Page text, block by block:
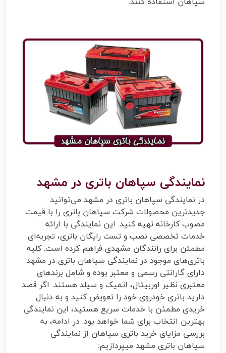
نمایندگی سپاهان باتری در مشهد
در نمایندگی سپاهان باتری در مشهد می‌توانید
جدیدترین محصولات شرکت سپاهان باتری را با قیمت
مصوب کارخانه تهیه کنید. این نمایندگی با ارائه
خدمات تخصصی نصب و تست رایگان باتری، تجربه‌ای
مطمئن برای رانندگان مشهدی فراهم کرده است. کلیه
باتری‌های موجود در نمایندگی سپاهان باتری در مشهد
دارای گارانتی رسمی و معتبر بوده و شامل برندهای
معتبری نظیر اوربیتال، اتمیک و سیلد هستند. اگر قصد
دارید باتری خودروی خود را تعویض کنید و به دنبال
خریدی مطمئن با خدمات سریع هستید، این نمایندگی
بهترین انتخاب برای شما خواهد بود. در ادامه، به
بررسی مزایای خرید باتری سپاهان از نمایندگی
سپاهان باتری مشهد میپردازیم: